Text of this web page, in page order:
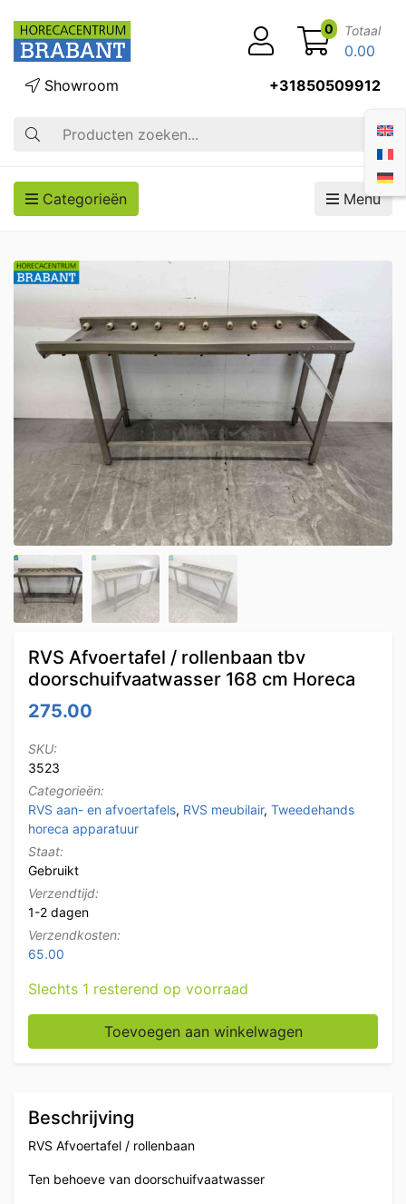
Zoek op
Showroom +31850509912
0 Totaal
0.00
Categorieën Menu
RVS Afvoertafel / rollenbaan tbv
doorschuifvaatwasser 168 cm Horeca
275.00
SKU:
3523
Categorieën:
RVS aan- en afvoertafels, RVS meubilair, Tweedehands
horeca apparatuur
Staat:
Gebruikt
Verzendtijd:
1-2 dagen
Verzendkosten:
65.00
Slechts 1 resterend op voorraad
RVS Afvoertafel / rollenbaan tbv
Toevoegen aan winkelwagen
Beschrijving
RVS Afvoertafel / rollenbaan
Ten behoeve van doorschuifvaatwasser